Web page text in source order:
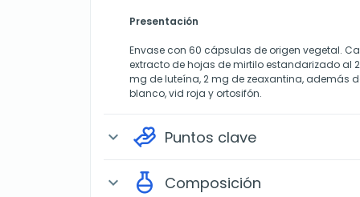
Presentación
Envase con 60 cápsulas de origen vegetal.
extracto de hojas de mirtilo estandarizado al
mg de luteína, 2 mg de zeaxantina, además
blanco, vid roja y ortosifón.
expand_more Puntos clave
expand_more Composición